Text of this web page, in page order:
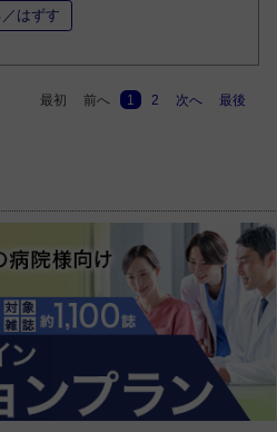
はずす
最初 前へ 1 2 次へ 最後